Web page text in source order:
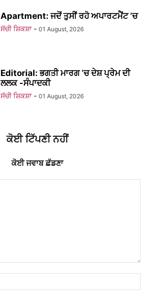
Apartment: ਜਦੋਂ ਤੁਸੀਂ ਰਹੋ ਅਪਾਰਟਮੈਂਟ ’ਚ
ਸੱਚੀ ਸ਼ਿਕਸ਼ਾ - 01 August, 2026
Editorial: ਭਗਤੀ ਮਾਰਗ ’ਚ ਦੇਸ਼ ਪ੍ਰੇਮ ਦੀ
ਲਲਕ -ਸੰਪਾਦਕੀ
ਸੱਚੀ ਸ਼ਿਕਸ਼ਾ - 01 August, 2026
ਕੋਈ ਟਿੱਪਣੀ ਨਹੀਂ
ਕੋਈ ਜਵਾਬ ਛੱਡਣਾ